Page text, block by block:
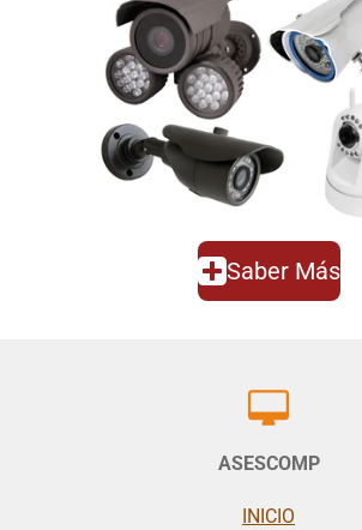
Saber Más
ASESCOMP
INICIO